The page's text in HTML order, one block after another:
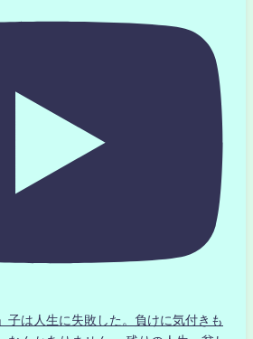
子は人生に失敗した。負けに気付きも